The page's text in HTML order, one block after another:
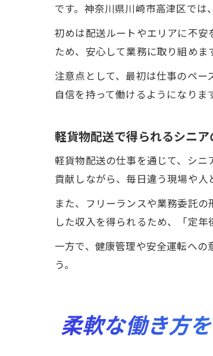
です。神奈川県川崎市高津区では
初めは配送ルートやエリアに不
ため、安心して業務に取り組めま
注意点として、最初は仕事のペ
自信を持って働けるようになりま
軽貨物配送で得られるシニ
軽貨物配送の仕事を通じて、シ
貢献しながら、毎日違う現場や人
また、フリーランスや業務委託
した収入を得られるため、「定
一方で、健康管理や安全運転へ
う。
柔軟な働き方